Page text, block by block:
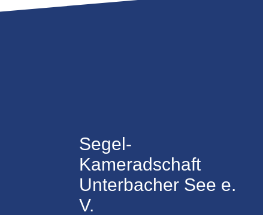
Segel-
Kameradschaft
Unterbacher See e.
V.